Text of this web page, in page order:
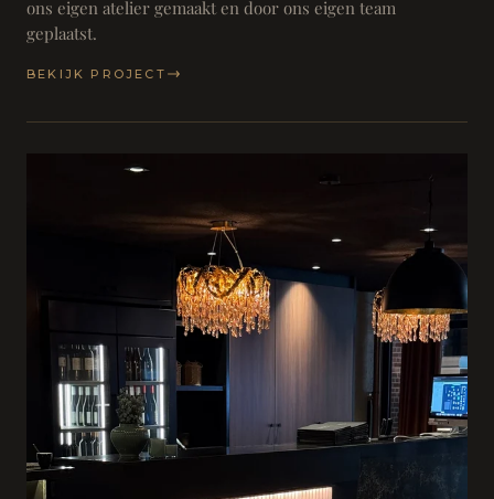
ons eigen atelier gemaakt en door ons eigen team
geplaatst.
BEKIJK PROJECT